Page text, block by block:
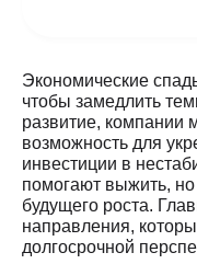
Экономические
чтобы замедлить
развитие, компании
возможность для
инвестиции в
помогают выжить,
будущего роста.
направления,
долгосрочной